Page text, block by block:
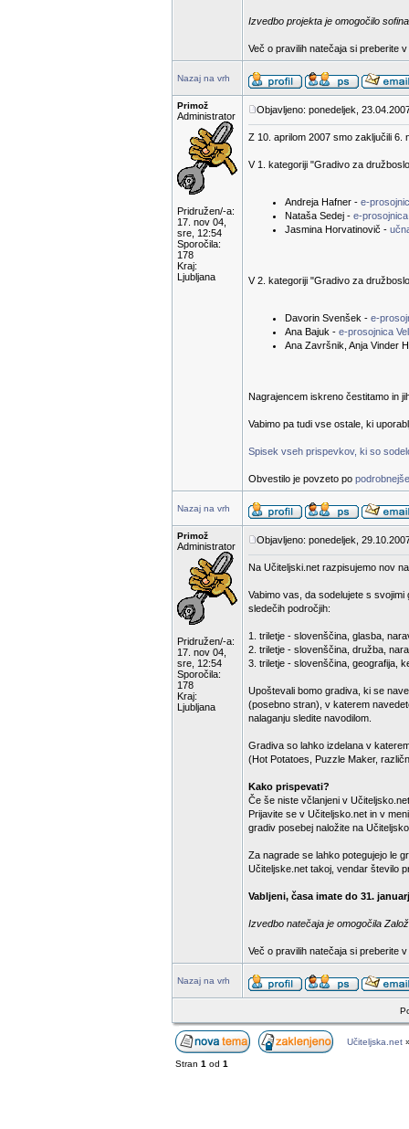
Izvedbo projekta je omogočilo
Več o pravilih natečaja si preberite v
Nazaj na vrh
Primož
Administrator
Pridružen/-a:
17. nov 04,
sre, 12:54
Sporočila:
178
Kraj:
Ljubljana
Objavljeno: ponedeljek,
Z 10. aprilom 2007 smo zaključili 6.
V 1. kategoriji "Gradivo za
Andreja Hafner - e-
Nataša Sedej - e-
Jasmina Horvatinovič -
V 2. kategoriji "Gradivo za
Davorin Svenšek - e-
Ana Bajuk - e-prosojnica
Ana Završnik, Anja Vinder
Nagrajencem iskreno čestitamo in
Vabimo pa tudi vse ostale, ki
Spisek vseh prispevkov, ki so
Obvestilo je povzeto po
Nazaj na vrh
Primož
Administrator
Pridružen/-a:
17. nov 04,
sre, 12:54
Sporočila:
178
Kraj:
Ljubljana
Objavljeno: ponedeljek,
Na Učiteljski.net razpisujemo nov
Vabimo vas, da sodelujete s
sledečih področjih:
1. triletje - slovenščina, glasba,
2. triletje - slovenščina, družba,
3. triletje - slovenščina, geografija,
Upoštevali bomo gradiva, ki se
(posebno stran), v katerem
nalaganju sledite navodilom.
Gradiva so lahko izdelana v
(Hot Potatoes, Puzzle Maker,
Kako prispevati?
Če še niste včlanjeni v
Prijavite se v Učiteljsko.net in v
gradiv posebej naložite na
Za nagrade se lahko potegujejo le
Učiteljske.net takoj, vendar število
Vabljeni, časa imate do 31.
Izvedbo natečaja je omogočila
Več o pravilih natečaja si preberite v
Nazaj na vrh
Učiteljska.net
Stran 1 od 1